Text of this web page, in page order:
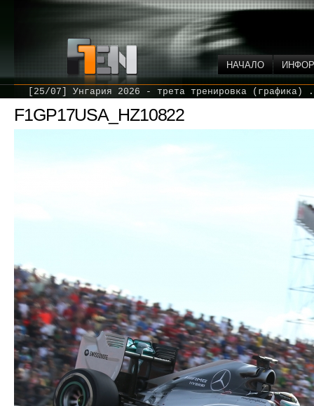
НАЧАЛО
[25/07] Унгария 2026 - трета тренировка
F1GP17USA_HZ10822